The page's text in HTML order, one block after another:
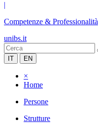
|
Competenze & Professionalità
unibs.it
IT EN
×
Home
Persone
Strutture